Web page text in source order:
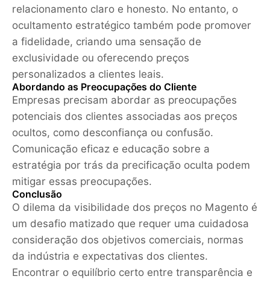
relacionamento claro e honesto. No entanto, o
ocultamento estratégico também pode promover
a fidelidade, criando uma sensação de
exclusividade ou oferecendo preços
personalizados a clientes leais.
Abordando as Preocupações do Cliente
Empresas precisam abordar as preocupações
potenciais dos clientes associadas aos preços
ocultos, como desconfiança ou confusão.
Comunicação eficaz e educação sobre a
estratégia por trás da precificação oculta podem
mitigar essas preocupações.
Conclusão
O dilema da visibilidade dos preços no Magento é
um desafio matizado que requer uma cuidadosa
consideração dos objetivos comerciais, normas
da indústria e expectativas dos clientes.
Encontrar o equilíbrio certo entre transparência e